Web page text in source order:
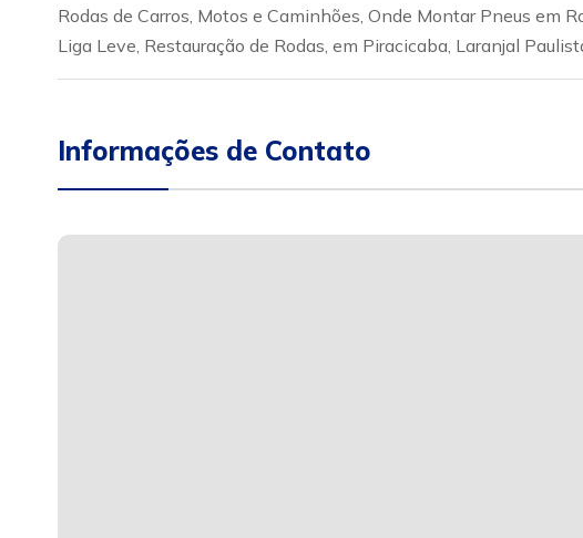
Rodas de Carros, Motos e Caminhões, Onde Montar Pneus em
Liga Leve, Restauração de Rodas, em Piracicaba, Laranjal
Informações de Contato